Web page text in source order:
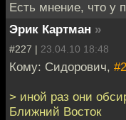
Есть мнение, что у
Эрик Картман »
#227 | 23.04.10 18:48
Кому: Сидорович,
> иной раз они
Ближний Восток